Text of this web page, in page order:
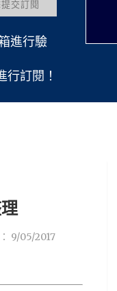
進行驗
行訂閱！
9/05/2017